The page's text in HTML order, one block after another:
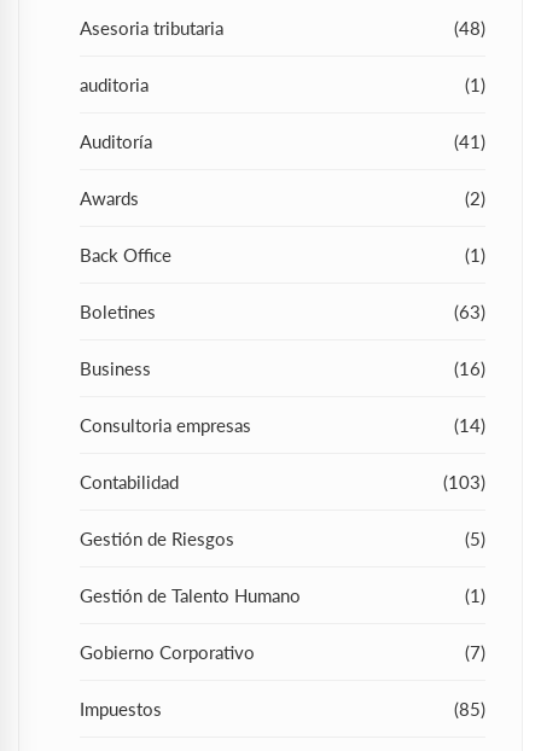
Asesoria tributaria (48)
auditoria (1)
Auditoría (41)
Awards (2)
Back Office (1)
Boletines (63)
Business (16)
Consultoria empresas (14)
Contabilidad (103)
Gestión de Riesgos (5)
Gestión de Talento Humano (1)
Gobierno Corporativo (7)
Impuestos (85)